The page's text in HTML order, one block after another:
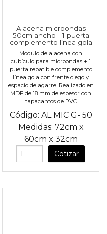
Alacena microondas
50cm ancho - 1 puerta
complemento línea gola
Modulo de alacena con
cubículo para microondas + 1
puerta rebatible complemento
línea gola con frente ciego y
espacio de agarre. Realizado en
MDF de 18 mm de espesor con
tapacantos de PVC
Código: AL MIC G- 50
Medidas: 72cm x
60cm x 32cm
Cotizar